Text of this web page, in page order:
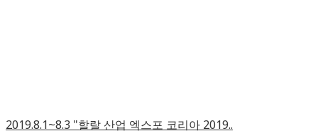
2019.8.1~8.3 "할랄 산업 엑스포 코리아 2019..